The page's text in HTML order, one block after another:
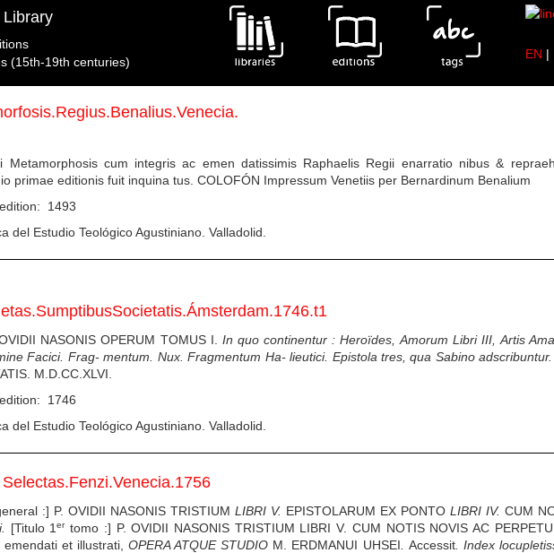
(15th-19th centuries)
EN |
del Estudio Teológico Agustiniano. Valladolid. biblioteca6 specimens.
Metamorphosis cum integris ac emen datissimis Raphaelis Regii enarratio nibus &
primae editionis fuit inquina tus. COLOFÓN Impressum Venetiis per Bernardinum Benalium
1493
del Estudio Teológico Agustiniano. Valladolid.
NASONIS OPERUM TOMUS I. In quo continentur : Heroïdes, Amorum Libri III, Artis
Facici. Frag- mentum. Nux. Fragmentum Ha- lieutici. Epistola tres, qua Sabino adscribuntur.
M.D.CC.XLVI.
1746
del Estudio Teológico Agustiniano. Valladolid.
:] P. OVIDII NASONIS TRISTIUM LIBRI V. EPISTOLARUM EX PONTO LIBRI IV. CUM
[Titulo 1ertomo :] P. OVIDII NASONIS TRISTIUM LIBRI V. CUM NOTIS NOVIS AC
emendati et illustrati,OPERA ATQUE STUDIO M. ERDMANUI UHSEI . Accessit. Index